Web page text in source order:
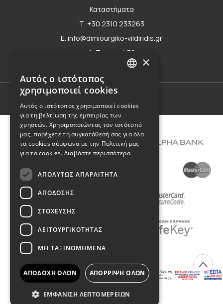
Καταστήματα
Τ. +30 2310 233263
E. info@dimiourgiko-vildiridis.gr
Δ. Τσιμισκή 70
Φόρμα επικοινωνίας
COPYRIGHT © 2026 DIMIOURGIKO VILDIRIDIS
Created with by Darkpony
×
Αυτός ο ιστότοπος
χρησιμοποιεί cookies
Αυτός ο ιστότοπος χρησιμοποιεί cookies
για τη βελτίωση της εμπειρίας των
χρηστών. Χρησιμοποιώντας τον ιστότοπό
μας, παρέχετε τη συγκατάθεσή σας για όλα
τα cookies σύμφωνα με την Πολιτική μας
για τα cookies. Διαβάστε περισσότερα
ΑΠΟΛΎΤΩΣ ΑΠΑΡΑΊΤΗΤΑ
ΑΠΌΔΟΣΗΣ
ΣΤΌΧΕΥΣΗΣ
ΛΕΙΤΟΥΡΓΙΚΌΤΗΤΑΣ
ΜΗ ΤΑΞΙΝΟΜΗΜΈΝΑ
ΑΠΟΔΟΧΉ ΌΛΩΝ ΑΠΌΡΡΙΨΗ ΌΛΩΝ
ΕΜΦΆΝΙΣΗ ΛΕΠΤΟΜΕΡΕΙΏΝ